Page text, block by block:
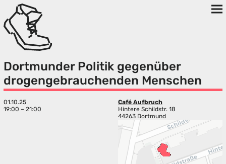
Dortmunder Politik gegenüber
drogengebrauchenden Menschen
01.10.25
19:00 – 21:00
Café Aufbruch
Hintere Schildstr. 18
44263 Dortmund